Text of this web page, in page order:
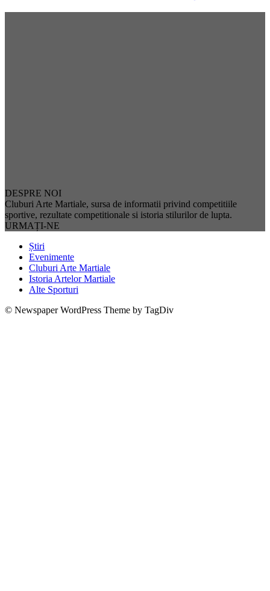
DESPRE NOI
Cluburi Arte Martiale, sursa de informatii privind competitiile
sportive, rezultate competitionale si istoria stilurilor de lupta.
URMAȚI-NE
Știri
Evenimente
Cluburi Arte Martiale
Istoria Artelor Martiale
Alte Sporturi
© Newspaper WordPress Theme by TagDiv